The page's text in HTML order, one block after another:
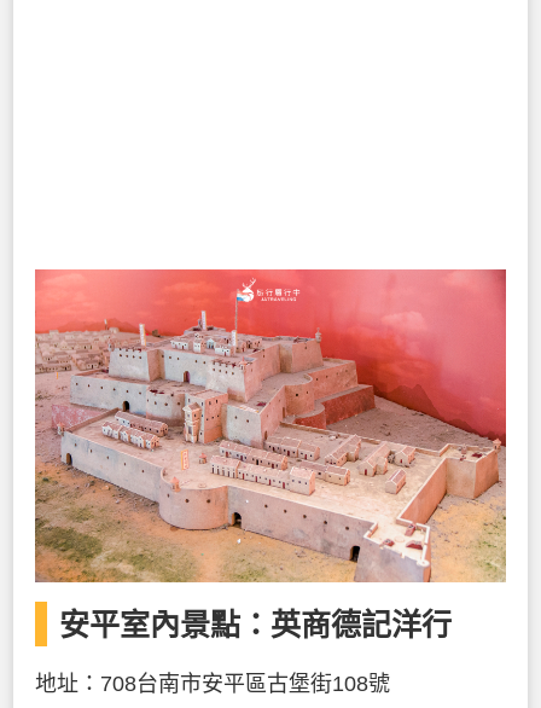
安平室內景點：英商德記洋行
地址：708台南市安平區古堡街108號